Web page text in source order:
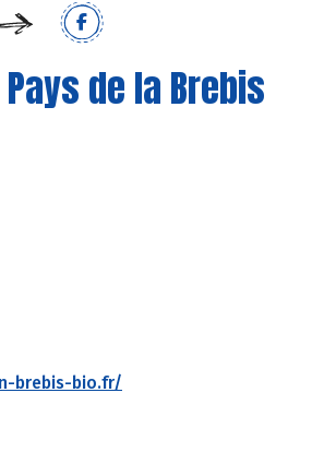
de la Brebis
brebis-bio.fr/